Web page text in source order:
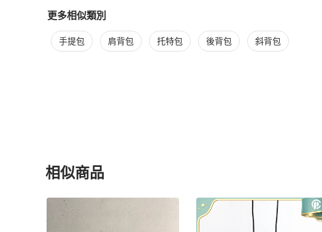
更多相似類別
更多Balenciaga女包 相似商品推薦
手提包 肩背包 托特包 後背包 斜背包
相似商品
更多相似Balenciaga女包推薦精品